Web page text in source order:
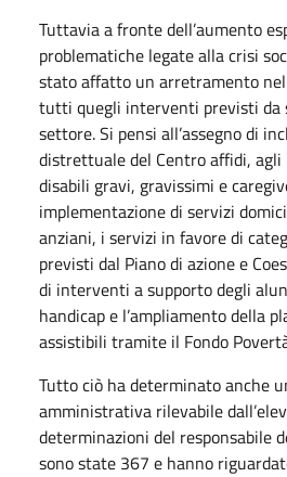
Tuttavia a fronte dell’aumento
problematiche legate alla crisi
stato affatto un arretramento
tutti quegli interventi previsti da
settore. Si pensi all’assegno di
distrettuale del Centro affidi,
disabili gravi, gravissimi e
implementazione di servizi
anziani, i servizi in favore di
previsti dal Piano di azione e
di interventi a supporto degli
handicap e l’ampliamento della
assistibili tramite il Fondo
Tutto ciò ha determinato anche
amministrativa rilevabile
determinazioni del responsabile
sono state 367 e hanno